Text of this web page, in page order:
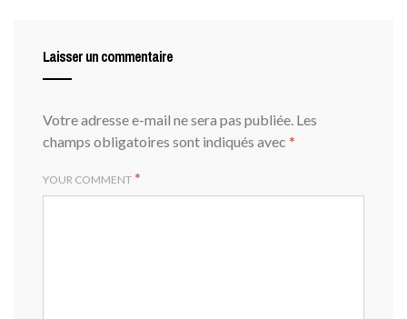
Laisser un commentaire
Votre adresse e-mail ne sera pas publiée. Les
champs obligatoires sont indiqués avec *
YOUR COMMENT *